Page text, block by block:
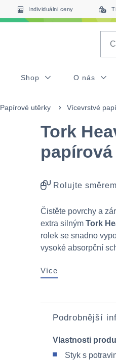
Individuálni ceny
Shop O nás
Papírové utěrky Vícevrstvé
Tork
papírová
Rolujte
Čistěte povrchy a
extra silným Tork
rolek se snadno
vysoké absorpční
Více
Podrobnější
Vlastnosti
Styk s